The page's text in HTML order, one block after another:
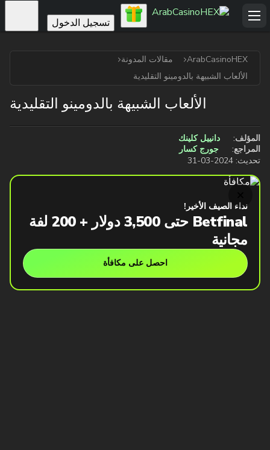
تسجيل الدخول
ArabCasinoHEX
مقالات المدونة
الألعاب الشبيهة بالدومينو التقليدية
الألعاب الشبيهة بالدومينو التقليدية
المؤلف:
دانييل كلينك
المراجع:
جورج كسار
تحديث: 2024-03-31
نداء الصيف الأخير!
Betfinal حتى 3,500 دولار + 200 لفة
مجانية
احصل على مكافأة